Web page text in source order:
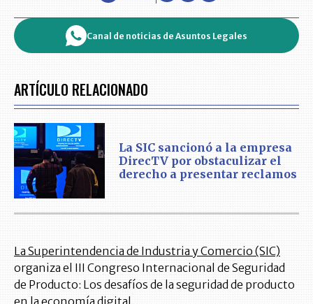
Canal de noticias de Asuntos Legales
ARTÍCULO RELACIONADO
La SIC sancionó a la empresa
DirecTV por obstaculizar el
derecho a presentar reclamos
La Superintendencia de Industria y Comercio (SIC)
organiza el III Congreso Internacional de Seguridad
de Producto: Los desafíos de la seguridad de producto